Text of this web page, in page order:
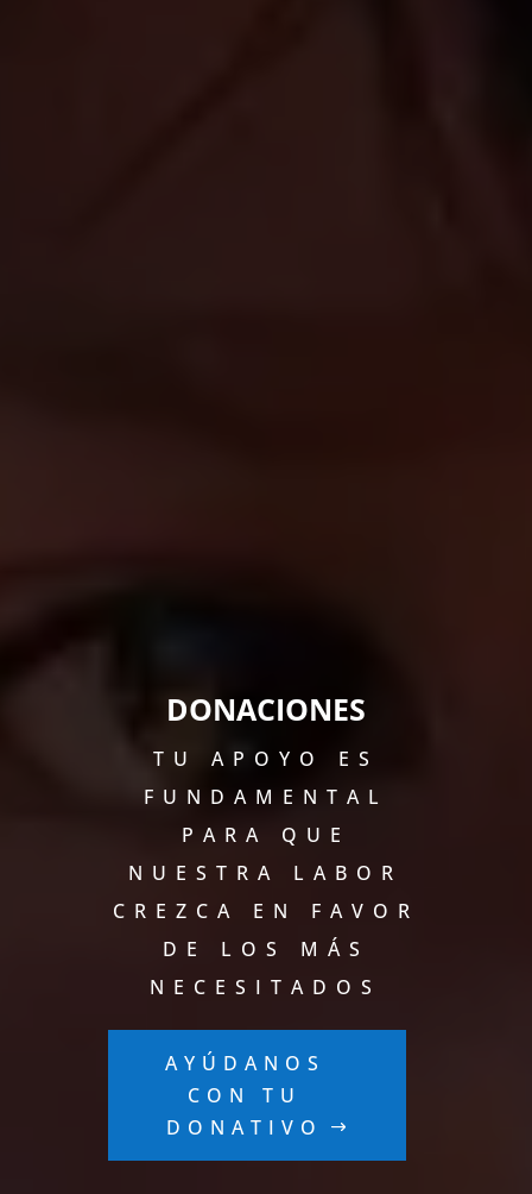
DONACIONES
TU APOYO ES
FUNDAMENTAL
PARA QUE
NUESTRA LABOR
CREZCA EN FAVOR
DE LOS MÁS
NECESITADOS
AYÚDANOS
CON TU
DONATIVO